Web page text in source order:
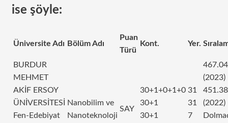
ise şöyle:
Üniversite Adı Bölüm Adı
Puan
Türü
Kont. Yer.
BURDUR
MEHMET
AKİF ERSOY
ÜNİVERSİTESİ
Fen-Edebiyat
Nanobilim ve
Nanoteknoloji
SAY
30+1+0+1+0
30+1
30+1
31
31
7
(2023)
(2022)